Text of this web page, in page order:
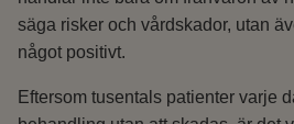
säga risker och vårdskador, utan
något positivt.
Eftersom tusentals patienter varje